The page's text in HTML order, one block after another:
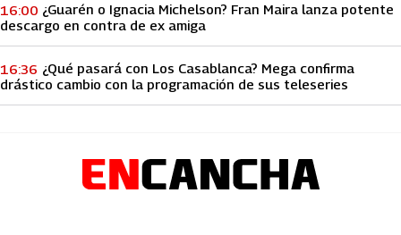
¿Guarén o Ignacia Michelson? Fran Maira lanza potente
descargo en contra de ex amiga
16:00
¿Qué pasará con Los Casablanca? Mega confirma
drástico cambio con la programación de sus teleseries
16:36